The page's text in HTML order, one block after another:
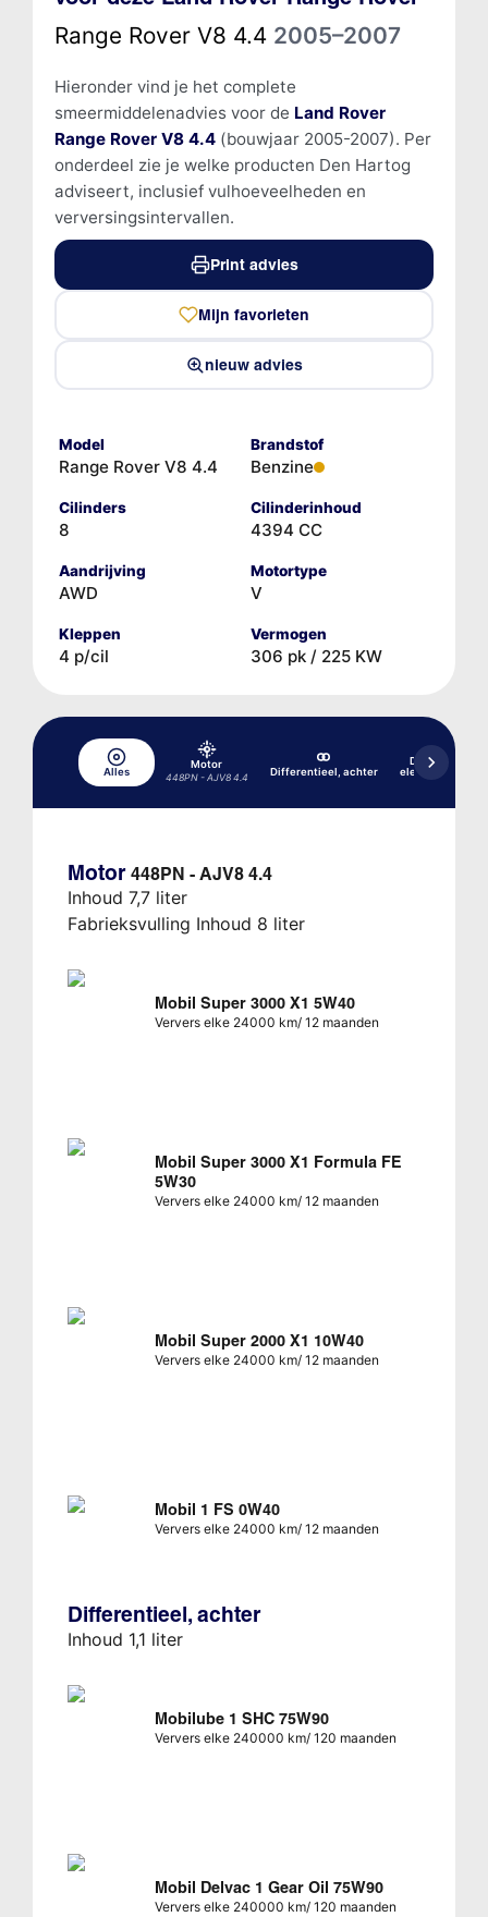
Range Rover V8 4.4 2005–2007
Hieronder vind je het complete
smeermiddelenadvies voor de Land Rover
Range Rover V8 4.4(bouwjaar 2005-2007). Per
onderdeel zie je welke producten Den Hartog
adviseert, inclusief vulhoeveelheden en
verversingsintervallen.
Print advies
Mijn favorieten
nieuw advies
Model
Range Rover V8 4.4
Brandstof
Benzine
Cilinders
8
Cilinderinhoud
4394 CC
Aandrijving
AWD
Motortype
V
Kleppen
4 p/cil
Vermogen
306 pk / 225 KW
Alles
Motor
448PN - AJV8 4.4
Differentieel, achter
Differentieel,
elektronische
Motor 448PN - AJV8 4.4
Inhoud 7,7 liter
Fabrieksvulling Inhoud 8 liter
Mobil Super 3000 X1 5W40
Ververs elke 24000 km/ 12 maanden
Mobil Super 3000 X1 Formula FE
5W30
Ververs elke 24000 km/ 12 maanden
Mobil Super 2000 X1 10W40
Ververs elke 24000 km/ 12 maanden
Mobil 1 FS 0W40
Ververs elke 24000 km/ 12 maanden
Differentieel, achter
Inhoud 1,1 liter
Mobilube 1 SHC 75W90
Ververs elke 240000 km/ 120 maanden
Mobil Delvac 1 Gear Oil 75W90
Ververs elke 240000 km/ 120 maanden